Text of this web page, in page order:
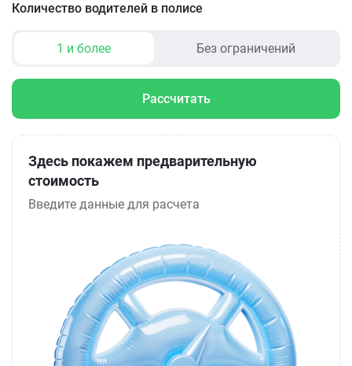
Количество водителей в полисе
1 и более Без ограничений
Рассчитать
Здесь покажем предварительную
стоимость
Введите данные для расчета